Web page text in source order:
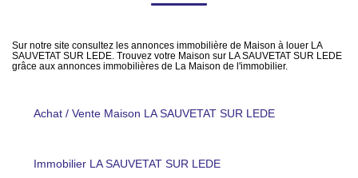
Estimation En Ligne Gratuite
Sur notre site consultez les annonces immobilière de Maison à louer LA
SAUVETAT SUR LEDE. Trouvez votre Maison sur LA SAUVETAT SUR LEDE
grâce aux annonces immobilières de La Maison de l'immobilier.
Achat / Vente Maison LA SAUVETAT SUR LEDE
Immobilier LA SAUVETAT SUR LEDE